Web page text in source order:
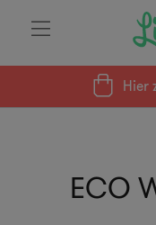
Hier
ECO